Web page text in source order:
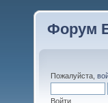
Форум
Пожалуйста,
Войти